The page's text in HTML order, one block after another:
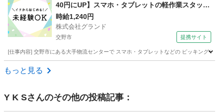
40円にUP】スマホ・タブレットの軽作業スタッフ
大募集！
時給1,240円
株式会社グランド
交野市 提携サイト
[仕事内容] 交野市にある大手物流センターで スマホ・タブレットなどの ピッキング
大阪 交野市
もっと見る
Y K Sさんのその他の投稿記事：